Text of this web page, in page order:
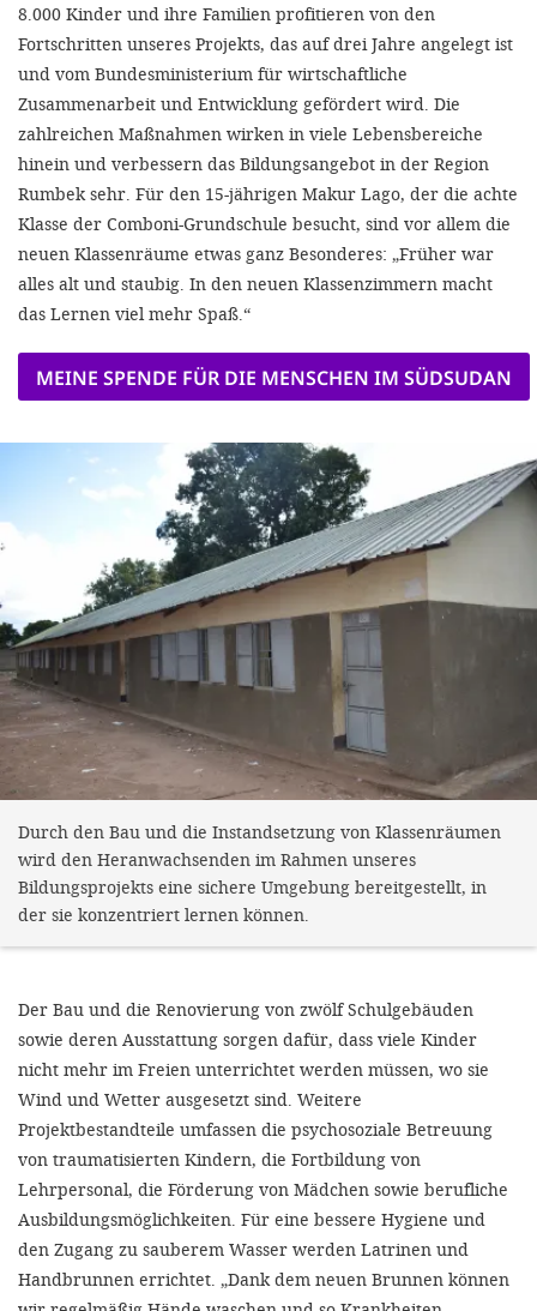
8.000 Kinder und ihre Familien profitieren von den
Fortschritten unseres Projekts, das auf drei Jahre angelegt ist
und vom Bundesministerium für wirtschaftliche
Zusammenarbeit und Entwicklung gefördert wird. Die
zahlreichen Maßnahmen wirken in viele Lebensbereiche
hinein und verbessern das Bildungsangebot in der Region
Rumbek sehr. Für den 15-jährigen Makur Lago, der die achte
Klasse der Comboni-Grundschule besucht, sind vor allem die
neuen Klassenräume etwas ganz Besonderes: „Früher war
alles alt und staubig. In den neuen Klassenzimmern macht
das Lernen viel mehr Spaß.“
MEINE SPENDE FÜR DIE MENSCHEN IM SÜDSUDAN
Durch den Bau und die Instandsetzung von Klassenräumen
wird den Heranwachsenden im Rahmen unseres
Bildungsprojekts eine sichere Umgebung bereitgestellt, in
der sie konzentriert lernen können.
Der Bau und die Renovierung von zwölf Schulgebäuden
sowie deren Ausstattung sorgen dafür, dass viele Kinder
nicht mehr im Freien unterrichtet werden müssen, wo sie
Wind und Wetter ausgesetzt sind. Weitere
Projektbestandteile umfassen die psychosoziale Betreuung
von traumatisierten Kindern, die Fortbildung von
Lehrpersonal, die Förderung von Mädchen sowie berufliche
Ausbildungsmöglichkeiten. Für eine bessere Hygiene und
den Zugang zu sauberem Wasser werden Latrinen und
Handbrunnen errichtet. „Dank dem neuen Brunnen können